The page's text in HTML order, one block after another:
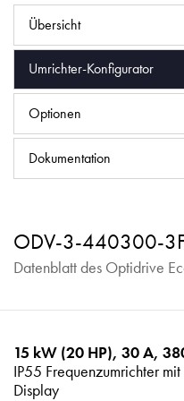
Übersicht
Umrichter-Konfigurator
Optionen
Dokumentation
ODV-3-440300-
Datenblatt des Optidrive
15 kW (20 HP), 30 A,
IP55 Frequenzumrichter
Display